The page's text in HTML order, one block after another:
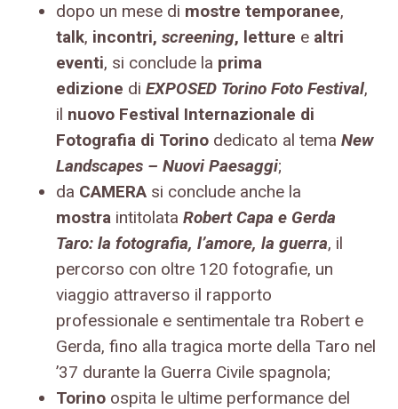
dopo un mese di mostre temporanee,
talk, incontri, screening, letture e altri
eventi, si conclude la prima
edizione di EXPOSED Torino Foto Festival,
il nuovo Festival Internazionale di
Fotografia di Torino dedicato al tema New
Landscapes – Nuovi Paesaggi;
da CAMERA si conclude anche la
mostra intitolata Robert Capa e Gerda
Taro: la fotografia, l’amore, la guerra, il
percorso con oltre 120 fotografie, un
viaggio attraverso il rapporto
professionale e sentimentale tra Robert e
Gerda, fino alla tragica morte della Taro nel
’37 durante la Guerra Civile spagnola;
Torino ospita le ultime performance del